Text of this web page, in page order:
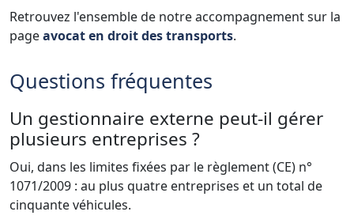
Retrouvez l'ensemble de notre accompagnement sur la
pageavocat en droit des transports.
Questions fréquentes
Un gestionnaire externe peut-il gérer
plusieurs entreprises ?
Oui, dans les limites fixées par le règlement (CE) n°
1071/2009 : au plus quatre entreprises et un total de
cinquante véhicules.